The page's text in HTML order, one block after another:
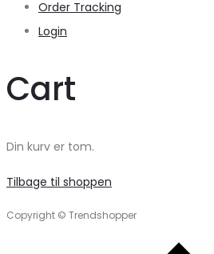
Order Tracking
Login
Cart
Din kurv er tom.
Tilbage til shoppen
Copyright © Trendshopper